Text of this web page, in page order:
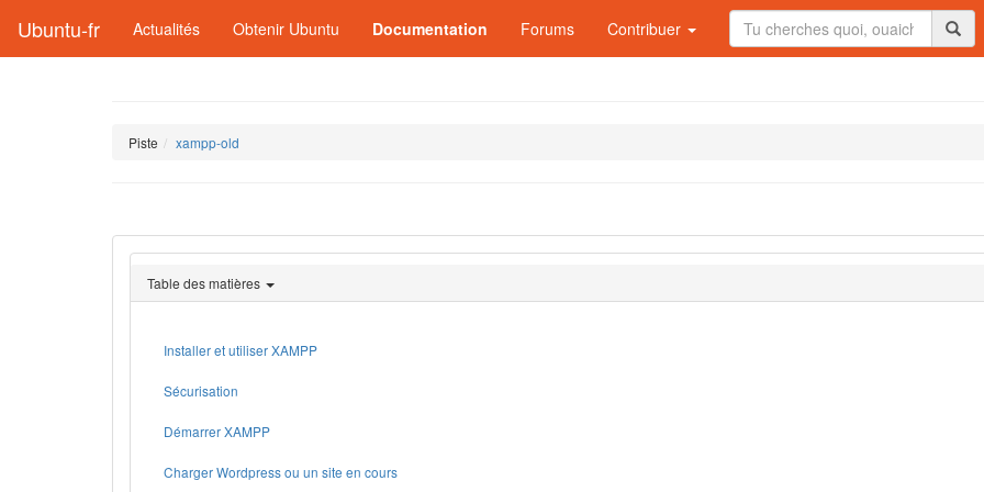
Ubuntu-fr Actualités Obtenir Ubuntu Documentation Forums Contribuer
Piste xampp-old
Table des matières
Installer et utiliser XAMPP
Sécurisation
Démarrer XAMPP
Charger Wordpress ou un site en cours